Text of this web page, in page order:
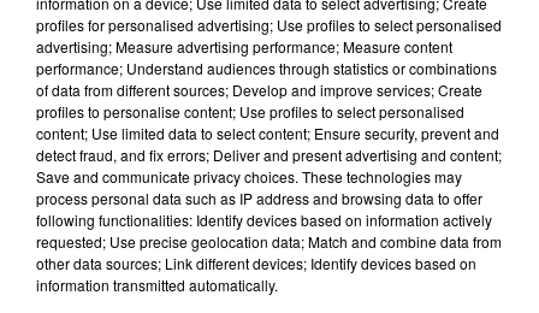
LE MAGASIN JOUÉCLUB DE REIMS FERME
SES PORTES
C'était l'une des institutions du centre-ville
rémois. Le magasin JouéClub est contraint de
fermer ses portes.
TITRES DIFFUSÉS
profiles for personalised advertising; Use profiles to select personalised
advertising; Measure advertising performance; Measure content
performance; Understand audiences through statistics or combinations
of data from different sources; Develop and improve services; Create
profiles to personalise content; Use profiles to select personalised
content; Use limited data to select content; Ensure security, prevent and
detect fraud, and fix errors; Deliver and present advertising and content;
Save and communicate privacy choices. These technologies may
process personal data such as IP address and browsing data to offer
following functionalities: Identify devices based on information actively
requested; Use precise geolocation data; Match and combine data from
other data sources; Link different devices; Identify devices based on
information transmitted automatically.